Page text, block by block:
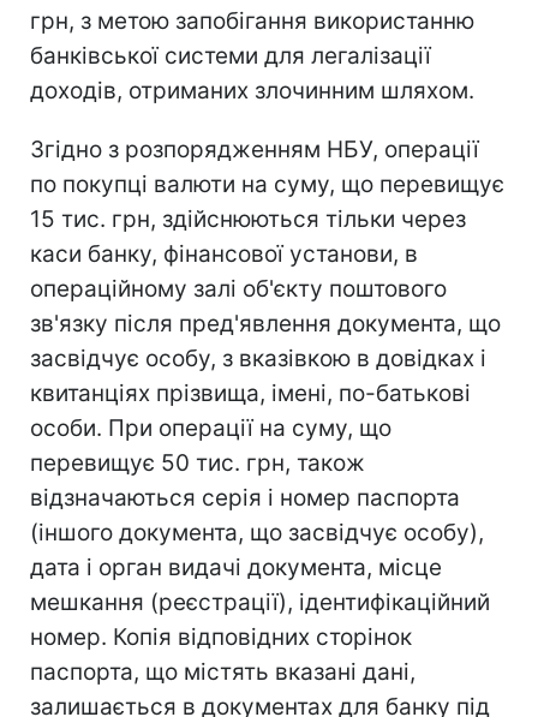
грн, з метою запобігання використанню
банківської системи для легалізації
доходів, отриманих злочинним шляхом.
Згідно з розпорядженням НБУ, операції
по покупці валюти на суму, що перевищує
15 тис. грн, здійснюються тільки через
каси банку, фінансової установи, в
операційному залі об'єкту поштового
зв'язку після пред'явлення документа, що
засвідчує особу, з вказівкою в довідках і
квитанціях прізвища, імені, по-батькові
особи. При операції на суму, що
перевищує 50 тис. грн, також
відзначаються серія і номер паспорта
(іншого документа, що засвідчує особу),
дата і орган видачі документа, місце
мешкання (реєстрації), ідентифікаційний
номер. Копія відповідних сторінок
паспорта, що містять вказані дані,
залишається в документах для банку під